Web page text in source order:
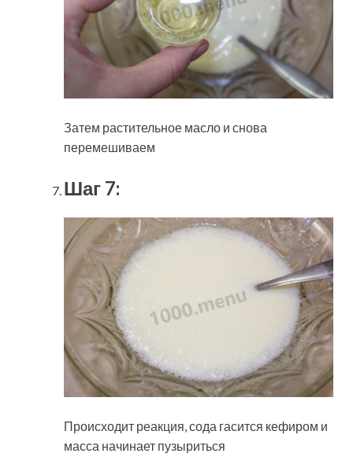
Затем растительное масло и снова
перемешиваем
Шаг 7:
Происходит реакция, сода гасится кефиром и
масса начинает пузыриться